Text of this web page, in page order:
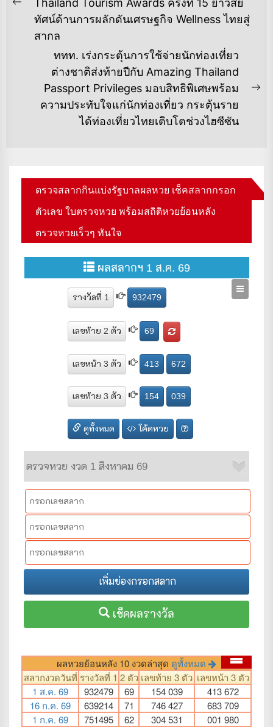
Previous
post:
Thailand Tourism Awards ครั้งที่ 15 ย้ำวิสัย
ทัศน์ด้านการผลักดันเศรษฐกิจ Wellness ไทยสู่
สากล
‎ททท. เร่งกระตุ้นการใช้จ่ายนักท่องเที่ยว
ต่างชาติส่งท้ายปีกับ Amazing Thailand
Passport Privileges ‎มอบสิทธิพิเศษพร้อม
ความประทับใจแก่นักท่องเที่ยว กระตุ้นราย
ได้ท่องเที่ยวไทยเติบโตช่วงไฮซีซัน
ตรวจสลากกินแบ่งรัฐบาลผลหวย เช็คสลากกรอก
ตัวเลข ใบตรวจหวย พร้อมสถิติหวยย้อนหลัง
ตรวจหวยเร็วๆ ทันใจ